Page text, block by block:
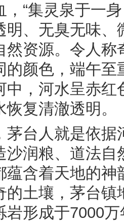
集灵泉于一身
明、无臭无味
然资源。令人
的颜色，端午
中，河水呈赤
复清澈透明。
人就是依据
沙润粮、道法
蕴含着天地的
的土壤，茅台
岩形成于7000